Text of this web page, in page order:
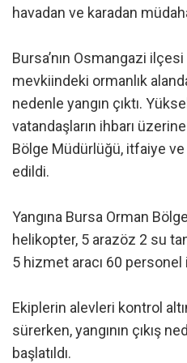
havadan ve karadan
Bursa’nın Osmangazi
mevkiindeki ormanlık
nedenle yangın çıktı.
vatandaşların ihbarı
Bölge Müdürlüğü, itfaiye
edildi.
Yangına Bursa Orman
helikopter, 5 arazöz 2 su
5 hizmet aracı 60
Ekiplerin alevleri kontrol
sürerken, yangının çıkış
başlatıldı.